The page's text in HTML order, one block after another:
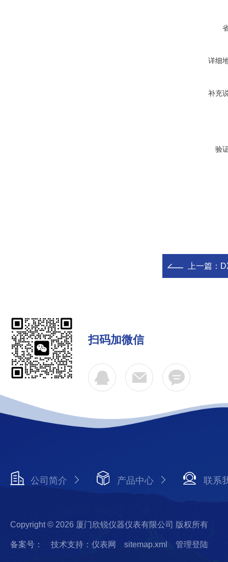
详细
补充
验
上一篇：
扫码加微信
公司简介 产品中心 联系
Copyright © 2026 厦门欣锐仪器仪表有限公司 版权所有
备案号： 技术支持：仪表网 sitemap.xml 管理登陆